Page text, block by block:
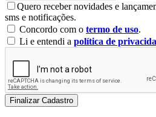
Quero receber novidades e
sms e notificações.
Concordo com o termo de uso.
Li e entendi a política de